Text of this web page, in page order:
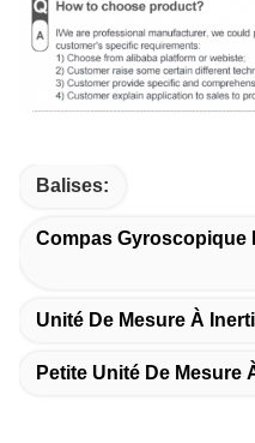
Balises:
Compas Gyroscopique
Unité De Mesure À
Petite Unité De Mesure